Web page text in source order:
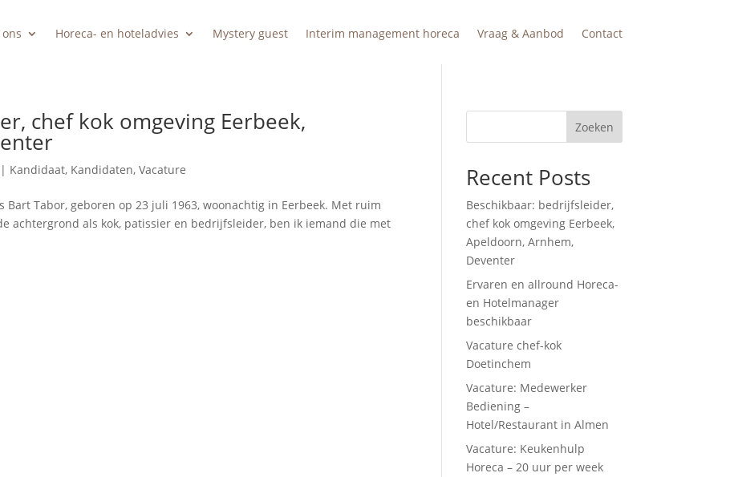
Horeca- en hoteladvies Mystery guest Interim management horeca Vraag & Aanbod Contact
chef kok omgeving Eerbeek,
| Kandidaat, Kandidaten,Vacature
Tabor, geboren op 23 juli 1963, woonachtig in Eerbeek. Met ruim
achtergrond als kok, patissier en bedrijfsleider, ben ik iemand die met
Zoeken
Recent Posts
Beschikbaar: bedrijfsleider,
chef kok omgeving Eerbeek,
Apeldoorn, Arnhem,
Deventer
Ervaren en allround Horeca-
en Hotelmanager
beschikbaar
Vacature chef-kok
Doetinchem
Vacature: Medewerker
Bediening –
Hotel/Restaurant in Almen
Vacature: Keukenhulp
Horeca – 20 uur per week